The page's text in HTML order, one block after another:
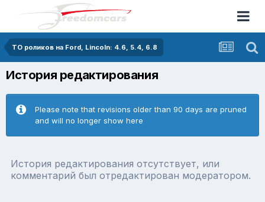
ТО роликов на Ford, Lincoln: 4.6, 5.4, 6.8
История редактирования
Please note that revisions older than 90 days are pruned
and will no longer show here
История редактирования отсутствует, или
комментарий был отредактирован модератором.